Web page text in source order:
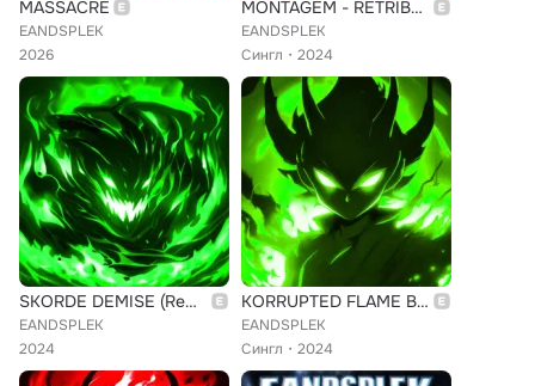
MASSACRE
EANDSPLEK
2026
MONTAGEM - RETRIBUICAO
EANDSPLEK
Сингл
2024
SKORDE DEMISE (Remixes)
EANDSPLEK
2024
KORRUPTED FLAME BASSSHOT FUNK (Sped Up)
EANDSPLEK
Сингл
2024